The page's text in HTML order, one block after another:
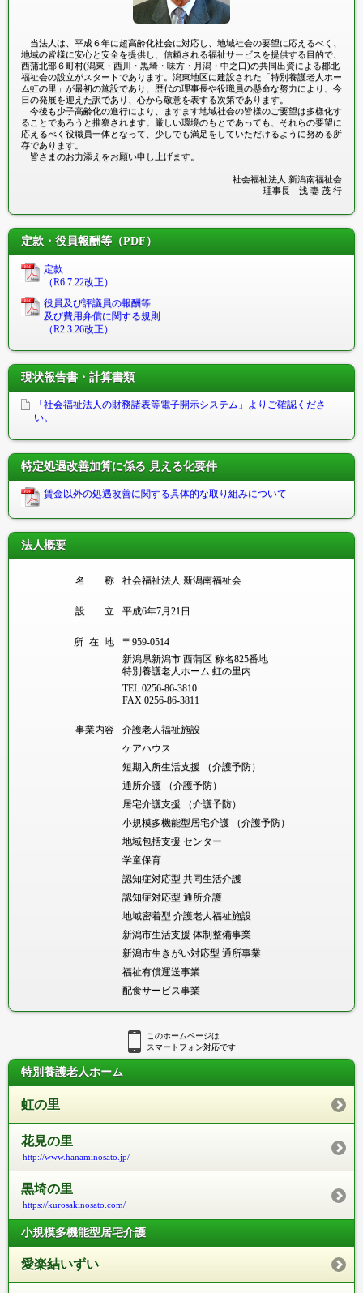
当法人は、平成６年に超高齢化社会に対応し、地域社会の要望に応えるべく、
地域の皆様に安心と安全を提供し、信頼される福祉サービスを提供する目的で、
西蒲北部６町村(潟東・西川・黒埼・味方・月潟・中之口)の共同出資による郡北
福祉会の設立がスタートであります。潟東地区に建設された「特別養護老人ホー
ム虹の里」が最初の施設であり、歴代の理事長や役職員の懸命な努力により、今
日の発展を迎えた訳であり、心から敬意を表する次第であります。
今後も少子高齢化の進行により、ますます地域社会の皆様のご要望は多様化す
ることであろうと推察されます。厳しい環境のもとであっても、それらの要望に
応えるべく役職員一体となって、少しでも満足をしていただけるように努める所
存であります。
皆さまのお力添えをお願い申し上げます。
社会福祉法人 新潟南福祉会
理事長 浅 妻 茂 行
定款・役員報酬等（PDF）
定款
（R6.7.22改正）
役員及び評議員の報酬等
及び費用弁償に関する規則
（R2.3.26改正）
現状報告書・計算書類
「社会福祉法人の財務諸表等電子開示システム」よりご確認くださ
い。
特定処遇改善加算に係る 見える化要件
賃金以外の処遇改善に関する具体的な取り組みについて
法人概要
名 称 社会福祉法人 新潟南福祉会
設 立 平成6年7月21日
所 在 地
〒959-0514
新潟県新潟市 西蒲区 称名825番地
特別養護老人ホーム 虹の里内
TEL 0256-86-3810
FAX 0256-86-3811
事業内容
介護老人福祉施設
ケアハウス
短期入所生活支援
（介護予防）
通所介護
（介護予防）
居宅介護支援
（介護予防）
小規模多機能型居宅介護
（介護予防）
地域包括支援 センター
学童保育
認知症対応型 共同生活介護
認知症対応型 通所介護
地域密着型 介護老人福祉施設
新潟市生活支援 体制整備事業
新潟市生きがい対応型 通所事業
福祉有償運送事業
配食サービス事業
このホームページは
スマートフォン対応です
特別養護老人ホーム
虹の里
花見の里
http://www.hanaminosato.jp/
黒埼の里
https://kurosakinosato.com/
小規模多機能型居宅介護
愛楽結いずい